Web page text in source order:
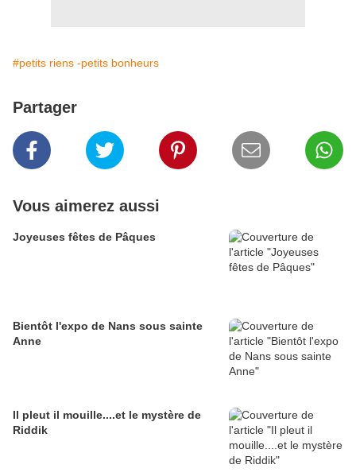
#petits riens -petits bonheurs
Partager
Vous aimerez aussi
Joyeuses fêtes de Pâques
Bientôt l'expo de Nans sous sainte
Anne
Il pleut il mouille....et le mystère de
Riddik